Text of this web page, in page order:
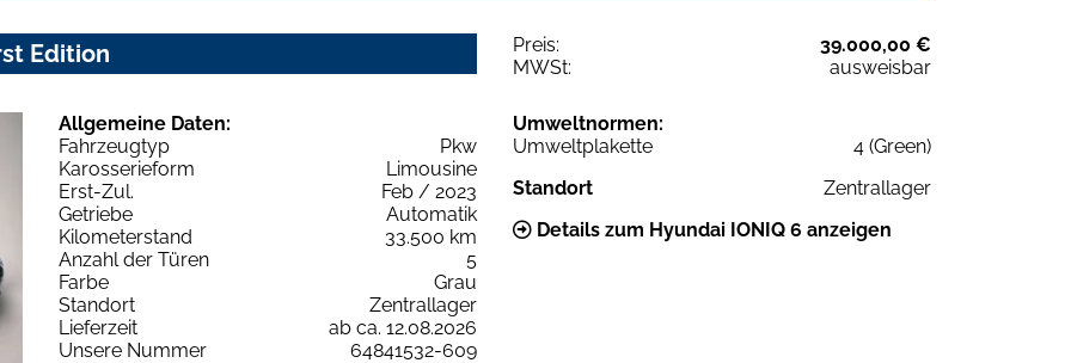
Edition Preis:
39.000,00 €
MWSt:
ausweisbar
Allgemeine Daten:
Fahrzeugtyp
Pkw
Karosserieform
Limousine
Erst-Zul.
Feb / 2023
Getriebe
Automatik
Kilometerstand
33.500 km
Anzahl der Türen
5
Farbe
Grau
Standort
Zentrallager
Lieferzeit
ab ca. 12.08.2026
Unsere Nummer
64841532-609
Umweltnormen:
Umweltplakette
4 (Green)
Standort
Zentrallager
Details zum Hyundai IONIQ 6 anzeigen